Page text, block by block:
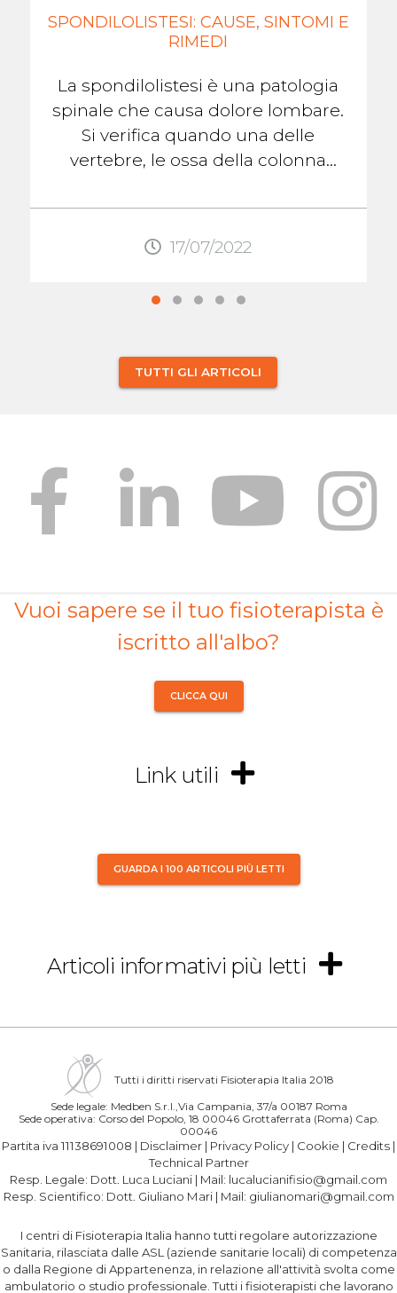
SPONDILOLISTESI: CAUSE, SINTOMI E
RIMEDI
La spondilolistesi è una patologia
spinale che causa dolore lombare.
Si verifica quando una delle
vertebre, le ossa della colonna
rispetto alla ...
17/07/2022
TUTTI GLI ARTICOLI
Vuoi sapere se il tuo fisioterapista è
iscritto all'albo?
CLICCA QUI
Link utili
GUARDA I 100 ARTICOLI PIÙ LETTI
Articoli informativi più letti
Tutti i diritti riservati Fisioterapia Italia 2018
Sede legale: Medben S.r.l.,Via Campania, 37/a 00187 Roma
Sede operativa: Corso del Popolo, 18 00046 Grottaferrata (Roma) Cap.
00046
Partita iva 11138691008 | Disclaimer | Privacy Policy | Cookie | Credits |
Technical Partner
Resp. Legale: Dott. Luca Luciani | Mail: lucalucianifisio@gmail.com
Resp. Scientifico: Dott. Giuliano Mari| Mail: giulianomari@gmail.com
I centri di Fisioterapia Italia hanno tutti regolare autorizzazione
Sanitaria, rilasciata dalle ASL (aziende sanitarie locali) di competenza
o dalla Regione di Appartenenza, in relazione all'attività svolta come
ambulatorio o studio professionale. Tutti i fisioterapisti che lavorano